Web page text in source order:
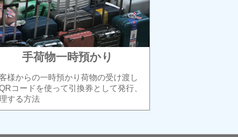
手荷物一時預かり
様からの一時預かり荷物の受け渡し
コードを使って引換券として発行、
する方法